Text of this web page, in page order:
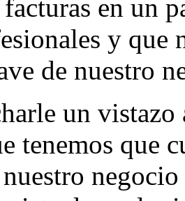
en un
y que
de nuestro
un
tenemos que